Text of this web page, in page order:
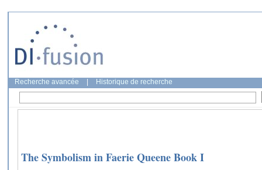
Recherche avancée Historique de recherche
The Symbolism in Faerie Queene Book I